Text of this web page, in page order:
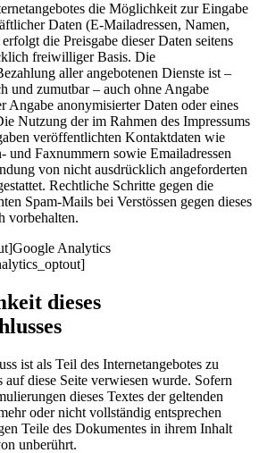
die Möglichkeit zur Eingabe
Daten (E-Mailadressen, Namen,
die Preisgabe dieser Daten seitens
freiwilliger Basis. Die
aller angebotenen Dienste ist –
und zumutbar – auch ohne Angabe
Angabe anonymisierter Daten oder eines
Nutzung der im Rahmen des Impressums
veröffentlichten Kontaktdaten wie
und Faxnummern sowie Emailadressen
von nicht ausdrücklich angeforderten
Rechtliche Schritte gegen die
Spam-Mails bei Verstössen gegen dieses
vorbehalten.
Analytics
dieses
ist als Teil des Internetangebotes zu
auf diese Seite verwiesen wurde. Sofern
dieses Textes der geltenden
oder nicht vollständig entsprechen
Teile des Dokumentes in ihrem Inhalt
unberührt.